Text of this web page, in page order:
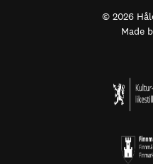
© 2026
Made